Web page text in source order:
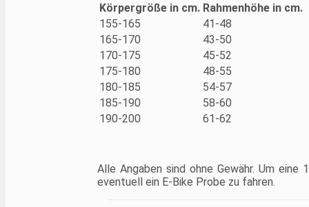
Körpergröße in cm. Rahmenhöhe in cm.
155-165
41-48
165-170
43-50
170-175
45-52
175-180
48-55
180-185
54-57
185-190
58-60
190-200
61-62
Alle Angaben sind ohne Gewähr. Um eine
eventuell ein E-Bike Probe zu fahren.